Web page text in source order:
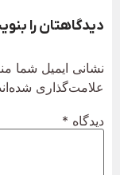
دیدگاهتان را
نشانی ایمیل شما
علامت‌گذاری
دیدگاه *